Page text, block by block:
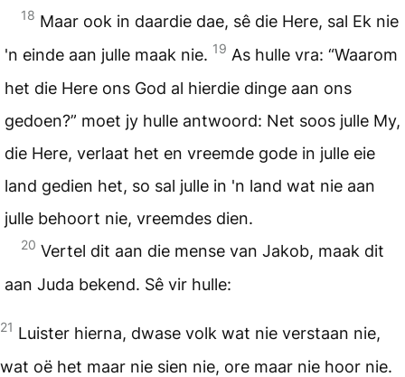
18 Maar ook in daardie dae, sê die Here, sal Ek nie
'n einde aan julle maak nie. 19 As hulle vra: “Waarom
het die Here ons God al hierdie dinge aan ons
gedoen?” moet jy hulle antwoord: Net soos julle My,
die Here, verlaat het en vreemde gode in julle eie
land gedien het, so sal julle in 'n land wat nie aan
julle behoort nie, vreemdes dien.
20 Vertel dit aan die mense van Jakob, maak dit
aan Juda bekend. Sê vir hulle:
21 Luister hierna, dwase volk wat nie verstaan nie,
wat oë het maar nie sien nie, ore maar nie hoor nie.